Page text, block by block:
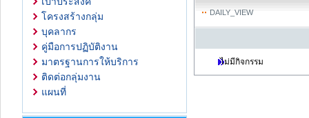
โครงสร้างกลุ่ม
บุคลากร
คู่มือการปฏิบัติงาน
มาตรฐานการให้บริการ
ติดต่อกลุ่มงาน
แผนที่
DAILY_VIEW
ไม่มีกิจกรรม